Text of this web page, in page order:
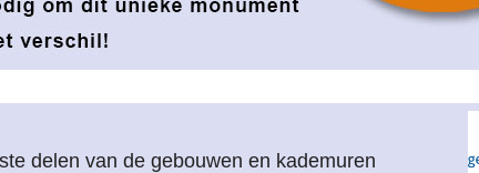
delen van de gebouwen en kademuren